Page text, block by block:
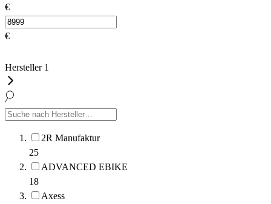
€
€
Hersteller 1
2R Manufaktur
25
ADVANCED EBIKE
18
Axess